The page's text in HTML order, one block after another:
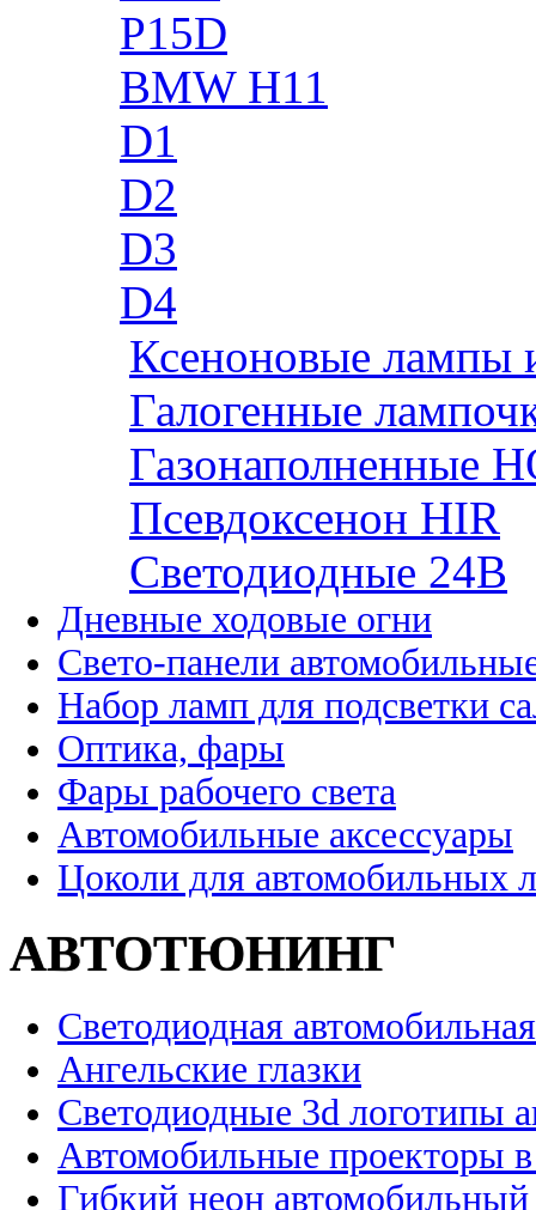
P15D
BMW H11
D1
D2
D3
D4
Ксеноновые лампы
Галогенные
Газонаполненные
Псевдоксенон HIR
Cветодиодные 24B
Дневные ходовые огни
Свето-панели
Набор ламп для подсветки
Оптика, фары
Фары рабочего света
Автомобильные аксессуары
Цоколи для автомобильных
АВТОТЮНИНГ
Светодиодная
Ангельские глазки
Светодиодные 3d логотипы
Автомобильные проекторы
Гибкий неон автомобильный